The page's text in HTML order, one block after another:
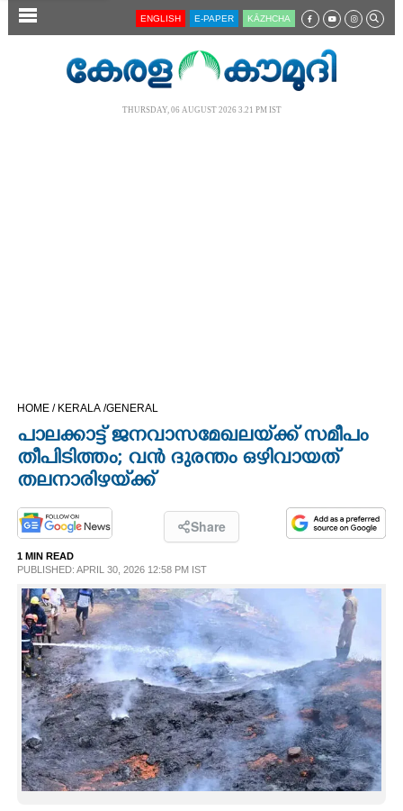
SECTIONS
OPINION
PHOTOS
LIFESTYLE
SPIRITUAL
INFO+
ART
ASTRO
ENGLISH E-PAPER KĀZHCHA
THURSDAY, 06 AUGUST 2026 3.21 PM IST
HOME / KERALA /GENERAL
പാലക്കാട്ട് ജനവാസമേഖലയ്‌ക്ക് സമീപം
തീപിടിത്തം; വൻ ദുരന്തം ഒഴിവായത്
തലനാരിഴയ്‌ക്ക്
Share
1 MIN READ
PUBLISHED: APRIL 30, 2026 12:58 PM IST